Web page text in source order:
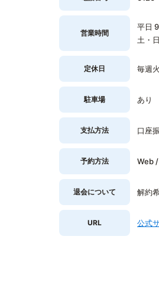
営業時間
平日
土・
定休日 毎週
駐車場 あり
支払方法 口座
予約方法 Web
退会について 解約
URL 公式